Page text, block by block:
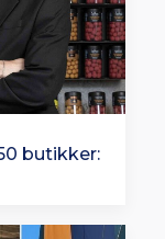
butikker: